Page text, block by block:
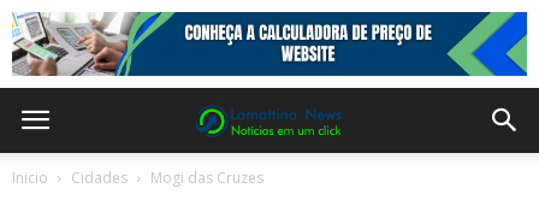
Inicio Cidades Mogi das Cruzes